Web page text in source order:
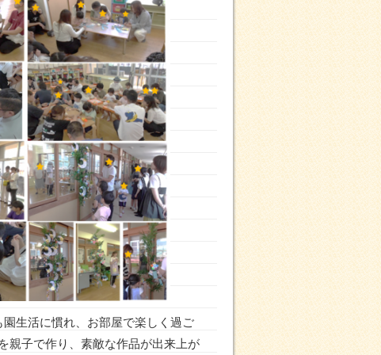
生活に慣れ、お部屋で楽しく過ご
親子で作り、素敵な作品が出来上が